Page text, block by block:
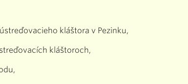
kláštora v Pezinku,
kláštoroch,